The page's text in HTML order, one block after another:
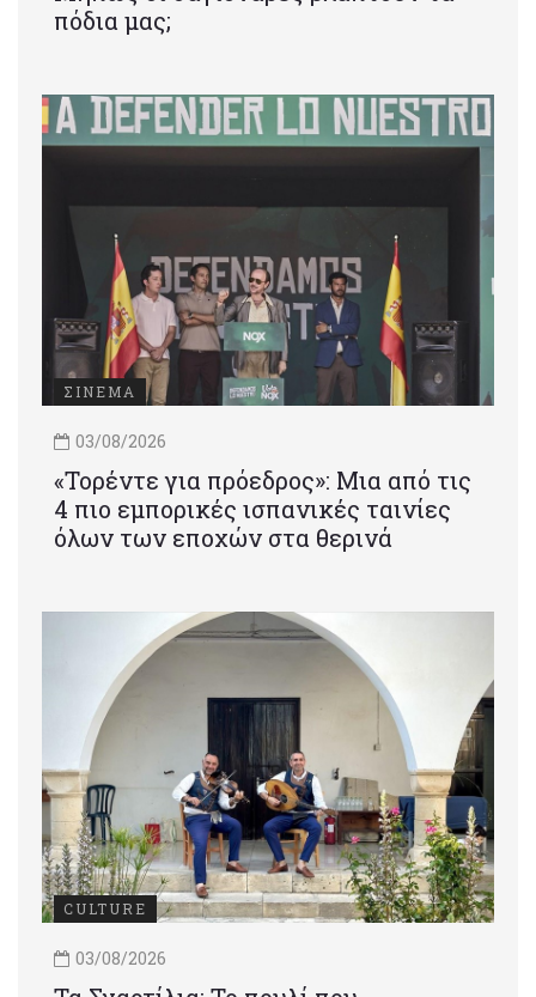
πόδια μας;
ΣΙΝΕΜΑ
03/08/2026
«Τορέντε για πρόεδρος»: Mια από τις
4 πιο εμπορικές ισπανικές ταινίες
όλων των εποχών στα θερινά
CULTURE
03/08/2026